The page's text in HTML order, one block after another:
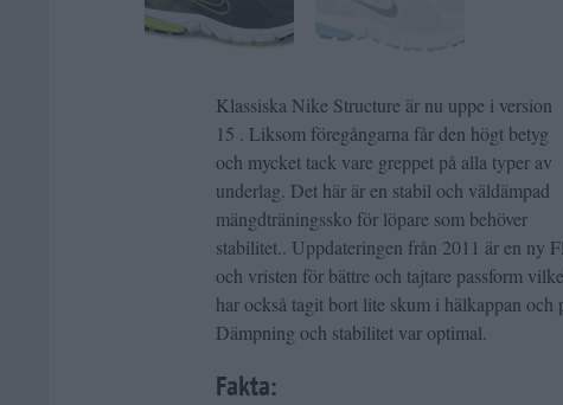
Klassiska Nike Structure är nu uppe i version
15 . Liksom föregångarna får den högt betyg
och mycket tack vare greppet på alla typer av
underlag. Det här är en stabil och väldämpad
mängdträningssko för löpare som behöver
stabilitet.. Uppdateringen från 2011 är en ny
och vristen för bättre och tajtare passform
har också tagit bort lite skum i hälkappan och
Dämpning och stabilitet var optimal.
Fakta: